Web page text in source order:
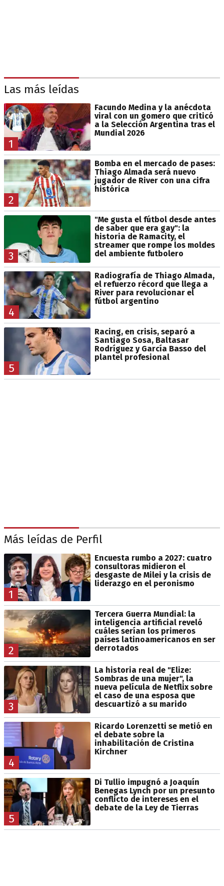
Las más leídas
1
Facundo Medina y la anécdota
viral con un gomero que criticó
a la Selección Argentina tras el
Mundial 2026
2
Bomba en el mercado de pases:
Thiago Almada será nuevo
jugador de River con una cifra
histórica
3
"Me gusta el fútbol desde antes
de saber que era gay": la
historia de Ramacity, el
streamer que rompe los moldes
del ambiente futbolero
4
Radiografía de Thiago Almada,
el refuerzo récord que llega a
River para revolucionar el
fútbol argentino
5
Racing, en crisis, separó a
Santiago Sosa, Baltasar
Rodríguez y García Basso del
plantel profesional
Más leídas de Perfil
1
Encuesta rumbo a 2027: cuatro
consultoras midieron el
desgaste de Milei y la crisis de
liderazgo en el peronismo
2
Tercera Guerra Mundial: la
inteligencia artificial reveló
cuáles serían los primeros
países latinoamericanos en ser
derrotados
3
La historia real de "Elize:
Sombras de una mujer", la
nueva película de Netflix sobre
el caso de una esposa que
descuartizó a su marido
4
Ricardo Lorenzetti se metió en
el debate sobre la
inhabilitación de Cristina
Kirchner
5
Di Tullio impugnó a Joaquín
Benegas Lynch por un presunto
conflicto de intereses en el
debate de la Ley de Tierras